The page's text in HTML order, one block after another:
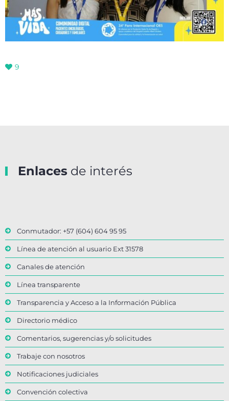
9
Enlaces de interés
Conmutador: +57 (604) 604 95 95
Línea de atención al usuario Ext 31578
Canales de atención
Línea transparente
Transparencia y Acceso a la Información Pública
Directorio médico
Comentarios, sugerencias y/o solicitudes
Trabaje con nosotros
Notificaciones judiciales
Convención colectiva